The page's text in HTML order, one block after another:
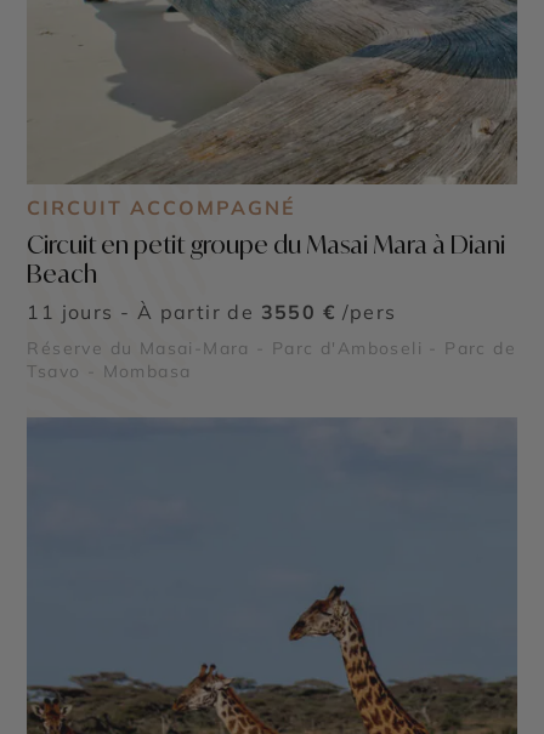
CIRCUIT ACCOMPAGNÉ
Circuit en petit groupe du Masai Mara à Diani
Beach
11 jours - À partir de 3550 € /pers
Réserve du Masai-Mara - Parc d'Amboseli - Parc de
Tsavo - Mombasa